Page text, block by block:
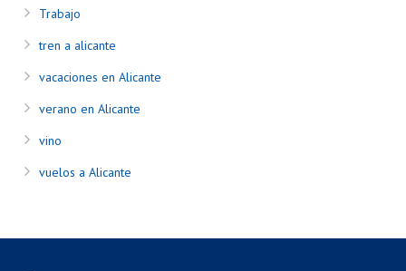
Trabajo
tren a alicante
vacaciones en Alicante
verano en Alicante
vino
vuelos a Alicante